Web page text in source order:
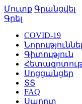
Մուտք Գրանցվել
Գրել
COVID-19
Գիտություն
Սոցցանցեր
ՏՏ
FAQ
Սպորտ